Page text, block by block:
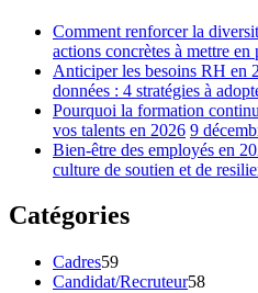
Comment renforcer la
actions concrètes à mettre en
Anticiper les besoins RH en
données : 4 stratégies à
Pourquoi la formation
vos talents en 2026 9
Bien-être des employés en
culture de soutien et de
Catégories
Cadres59
Candidat/Recruteur58